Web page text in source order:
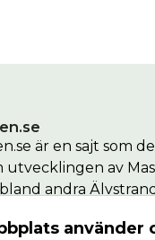
använder
är en sajt som
utvecklingen av
andra